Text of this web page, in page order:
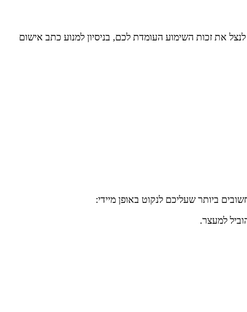
לאחור. יש לכם בדיוק 30 ימים להודיע לגורם התובע על כוונתכם לנצל את זכות השימוע העומדת לכם, בניסיון למנוע כתב אישום
ביותר שעליכם לנקוט באופן מיידי:
למעצר.